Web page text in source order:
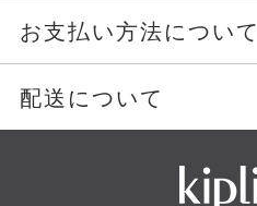
お支払い方法について
配送について